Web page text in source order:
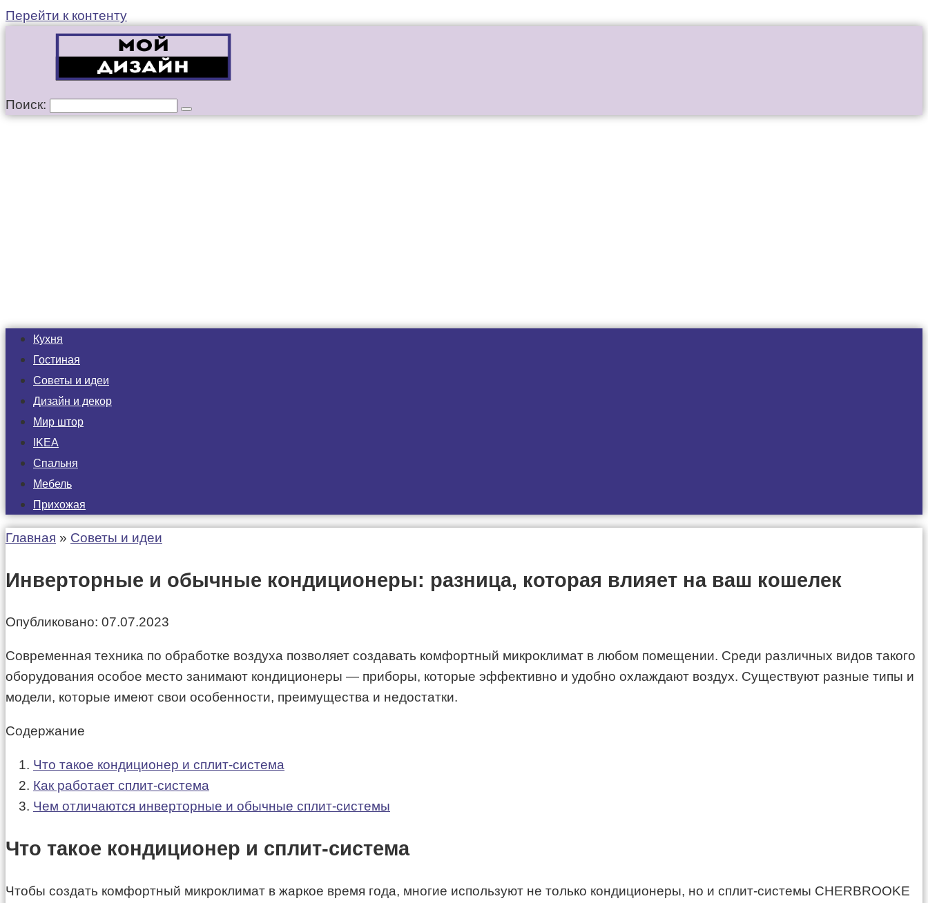
Перейти к контенту
Поиск:
Кухня
Гостиная
Советы и идеи
Дизайн и декор
Мир штор
IKEA
Спальня
Мебель
Прихожая
Главная » Советы и идеи
Инверторные и обычные кондиционеры: разница, которая влияет на ваш кошелек
Опубликовано: 07.07.2023
Современная техника по обработке воздуха позволяет создавать комфортный микроклимат в любом помещении. Среди различных видов такого
оборудования особое место занимают кондиционеры — приборы, которые эффективно и удобно охлаждают воздух. Существуют разные типы и
модели, которые имеют свои особенности, преимущества и недостатки.
Содержание
Что такое кондиционер и сплит-система
Как работает сплит-система
Чем отличаются инверторные и обычные сплит-системы
Что такое кондиционер и сплит-система
Чтобы создать комфортный микроклимат в жаркое время года, многие используют не только кондиционеры, но и сплит-системы CHERBROOKE